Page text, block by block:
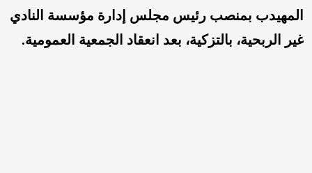
المهيدب بمنصب رئيس مجلس إدارة مؤسسة النادي
غير الربحية، بالتزكية، بعد انعقاد الجمعية العمومية.